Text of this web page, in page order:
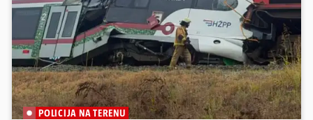
POLICIJA NA TERENU